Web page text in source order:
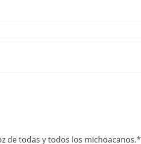
de todas y todos los michoacanos.*